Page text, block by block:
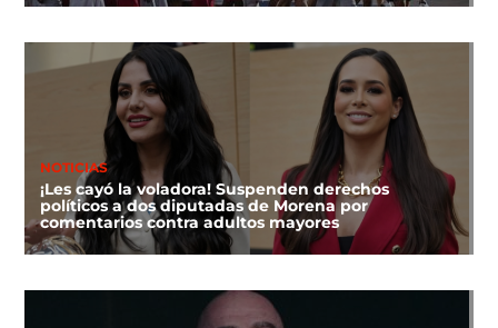
NOTICIAS
¡Les cayó la voladora! Suspenden derechos
políticos a dos diputadas de Morena por
comentarios contra adultos mayores